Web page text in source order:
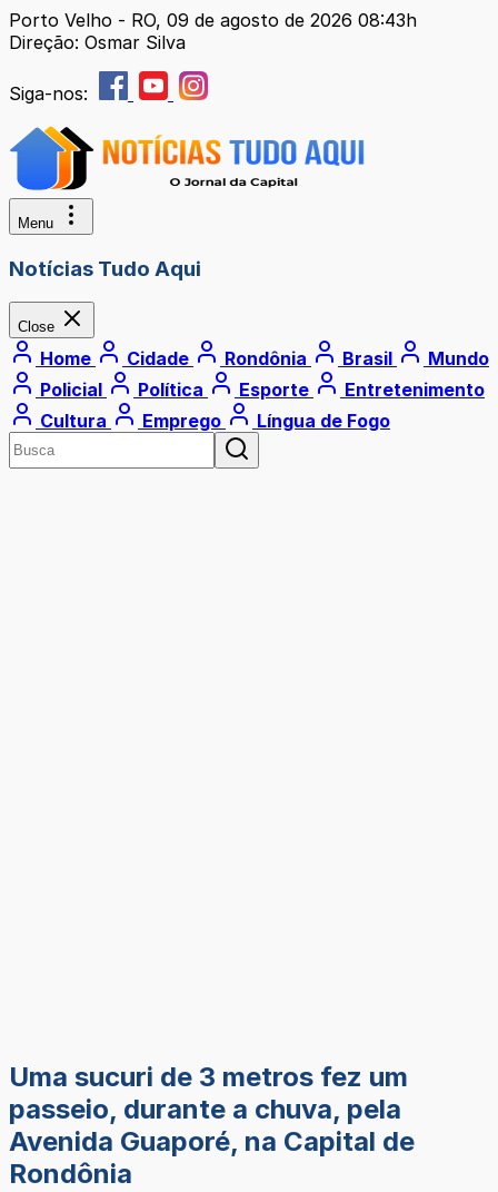
Porto Velho - RO, 09 de agosto de 2026 08:43h
Direção: Osmar Silva
Siga-nos:
Menu
Notícias Tudo Aqui
Close
Home Cidade Rondônia Brasil
Mundo
Policial
Política Esporte
Entretenimento
Cultura
Emprego Língua de Fogo
Uma sucuri de 3 metros fez um
passeio, durante a chuva, pela
Avenida Guaporé, na Capital de
Rondônia